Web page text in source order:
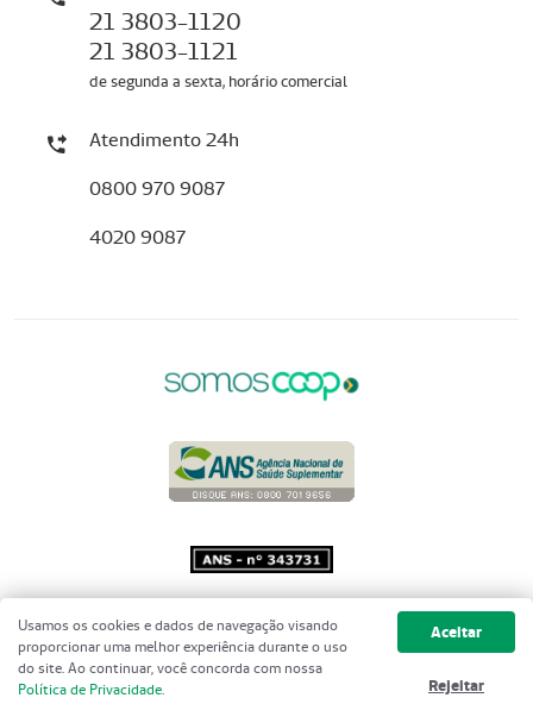
21 3803-1120
21 3803-1121
de segunda a sexta, horário comercial
Atendimento 24h
0800 970 9087
4020 9087
Copyright 2001 - 2026 Unimed do
Brasil - Todos os direitos reservados
Usamos os cookies e dados de navegação visando
proporcionar uma melhor experiência durante o uso
do site. Ao continuar, você concorda com nossa
Política de Privacidade.
Aceitar
Rejeitar